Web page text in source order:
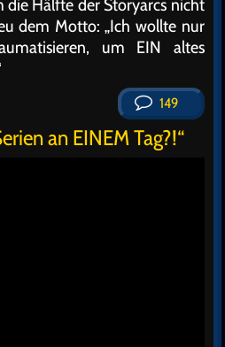
die Hälfte der Storyarcs nicht
dem Motto: „Ich wollte nur
um EIN altes
149
an EINEM Tag?!“